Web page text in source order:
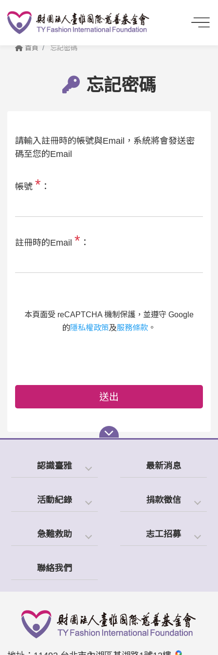
首頁 忘記密碼
忘記密碼
請輸入註冊時的帳號與Email，系統將會發送密
碼至您的Email
帳號 * ：
註冊時的Email * ：
本頁面受 reCAPTCHA 機制保護，並遵守 Google
的隱私權政策及服務條款 。
送出
認識臺雅 最新消息
活動紀錄 捐款徵信
急難救助 志工招募
聯絡我們